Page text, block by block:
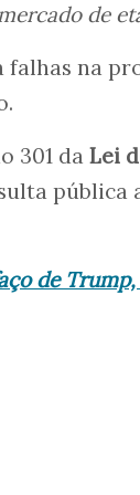
de
falhas na
301 da Lei
pública
de